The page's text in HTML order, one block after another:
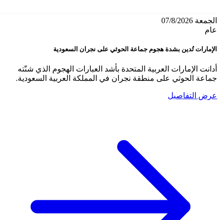
الجمعة 07/8/2026
عام
الإمارات تُدين بشدة هجوم جماعة الحوثي على نجران السعودية
أدانت الإمارات العربية المتحدة بأشد العبارات الهجوم الذي شنّته
جماعة الحوثي على منطقة نجران في المملكة العربية السعودية.
عرض التفاصيل